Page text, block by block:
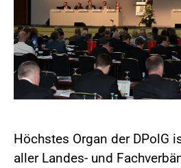
Höchstes Organ der DPolG
aller Landes- und